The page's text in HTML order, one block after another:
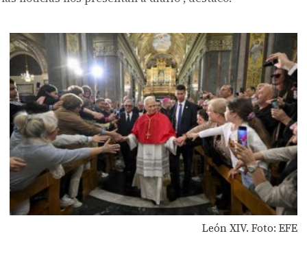
León XIV. Foto: EFE